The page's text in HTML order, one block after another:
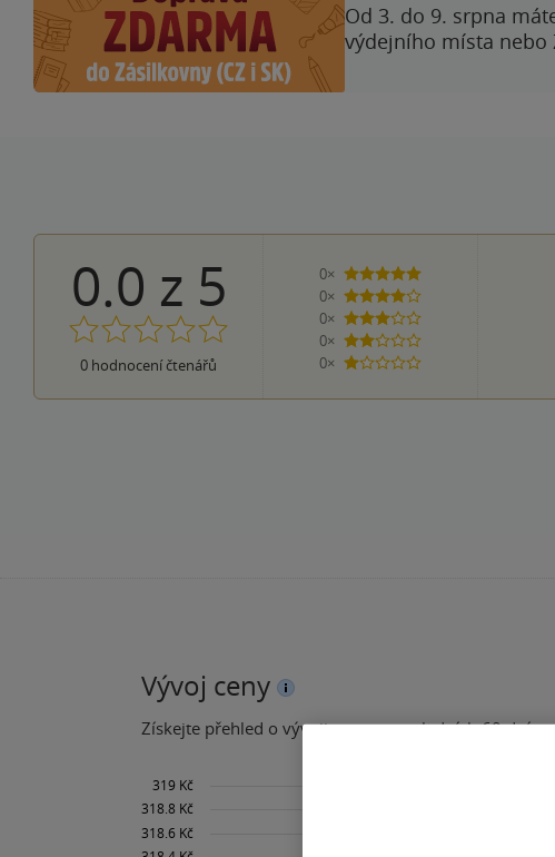
Od 3. do 9. srpna
výdejního místa nebo
0.0 z 5
0 hodnocení čtenářů
0×
5 hvězdiček
0×
4 hvězdičky
0×
3 hvězdičky
0×
2 hvězdičky
0×
1 hvezdička
Vývoj ceny
Získejte přehled o vývoji ceny za posledních 60 dní.